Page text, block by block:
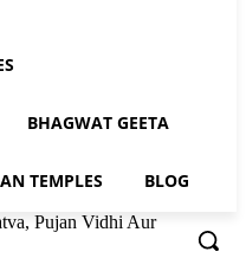
BHAGWAT GEETA
TEMPLES BLOG
Pujan Vidhi Aur